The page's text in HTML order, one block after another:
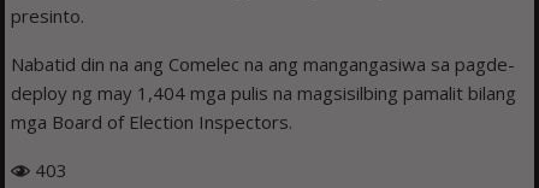
presinto.
Nabatid din na ang Comelec na ang mangangasiwa sa pagde-
deploy ng may 1,404 mga pulis na magsisilbing pamalit bilang
mga Board of Election Inspectors.
403